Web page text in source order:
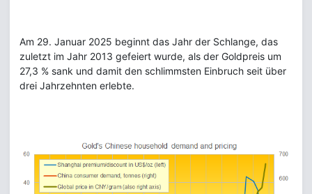
Am 29. Januar 2025 beginnt das Jahr der Schlange, das
zuletzt im Jahr 2013 gefeiert wurde, als der Goldpreis um
27,3 % sank und damit den schlimmsten Einbruch seit über
drei Jahrzehnten erlebte.